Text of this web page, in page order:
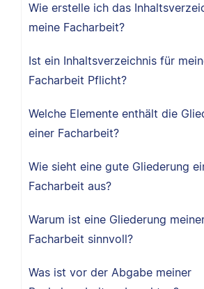
Wie erstelle ich das
meine Facharbeit?
Ist ein Inhaltsverzeichnis für
Facharbeit Pflicht?
Welche Elemente enthält die
einer Facharbeit?
Wie sieht eine gute Gliederung
Facharbeit aus?
Warum ist eine Gliederung
Facharbeit sinnvoll?
Was ist vor der Abgabe meiner